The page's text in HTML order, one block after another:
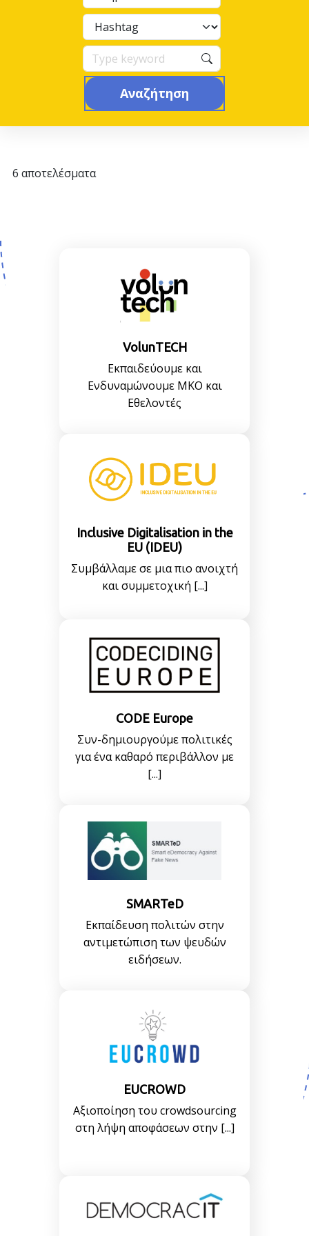
Αναζήτηση
6 αποτελέσματα
VolunTECH
Εκπαιδεύουμε και
Ενδυναμώνουμε ΜΚΟ και
Εθελοντές
Inclusive Digitalisation in the
EU (IDEU)
Συμβάλλαμε σε μια πιο ανοιχτή
και συμμετοχική [...]
CODE Europe
Συν-δημιουργούμε πολιτικές
για ένα καθαρό περιβάλλον με
[...]
SMARTeD
Εκπαίδευση πολιτών στην
αντιμετώπιση των ψευδών
ειδήσεων.
EUCROWD
Αξιοποίηση του crowdsourcing
στη λήψη αποφάσεων στην [...]